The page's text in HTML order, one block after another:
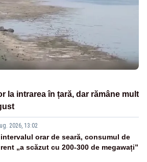
la intrarea în țară, dar rămâne mult
2026, 13:02
orar de seară, consumul de
„a scăzut cu 200-300 de megawați”